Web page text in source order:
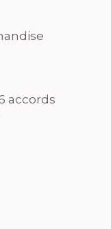
accords